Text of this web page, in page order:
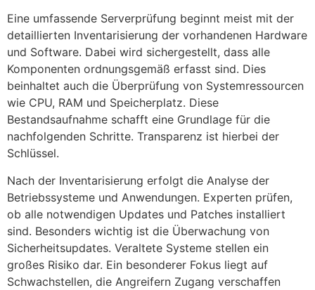
Eine umfassende Serverprüfung beginnt meist mit der
detaillierten Inventarisierung der vorhandenen Hardware
und Software. Dabei wird sichergestellt, dass alle
Komponenten ordnungsgemäß erfasst sind. Dies
beinhaltet auch die Überprüfung von Systemressourcen
wie CPU, RAM und Speicherplatz. Diese
Bestandsaufnahme schafft eine Grundlage für die
nachfolgenden Schritte. Transparenz ist hierbei der
Schlüssel.
Nach der Inventarisierung erfolgt die Analyse der
Betriebssysteme und Anwendungen. Experten prüfen,
ob alle notwendigen Updates und Patches installiert
sind. Besonders wichtig ist die Überwachung von
Sicherheitsupdates. Veraltete Systeme stellen ein
großes Risiko dar. Ein besonderer Fokus liegt auf
Schwachstellen, die Angreifern Zugang verschaffen